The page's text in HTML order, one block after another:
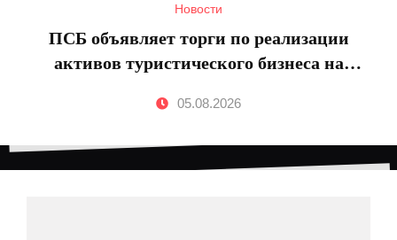
Новости
ПСБ объявляет торги по реализации
активов туристического бизнеса на
05.08.2026